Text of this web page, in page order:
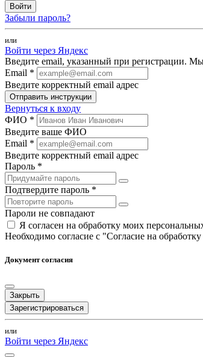
Войти
Забыли пароль?
или
Войти через Яндекс
Введите email, указанный при регистрации.
Email *
Введите корректный email адрес
Отправить инструкции
Вернуться к входу
ФИО *
Введите ваше ФИО
Email *
Введите корректный email адрес
Пароль *
Подтвердите пароль *
Пароли не совпадают
Я согласен на обработку моих
Необходимо согласие с "Согласие на
Документ согласия
Закрыть
Зарегистрироваться
или
Войти через Яндекс